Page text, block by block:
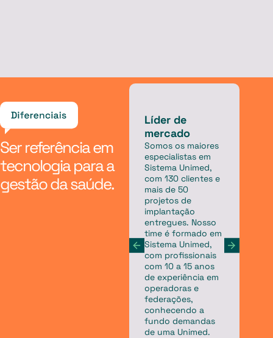
Ser referência em
tecnologia para a
gestão da saúde.
Líder de
mercado
Somos os maiores
especialistas em
Sistema Unimed,
com 130 clientes e
mais de 50
projetos de
implantação
entregues. Nosso
time é formado em
Sistema Unimed,
com profissionais
com 10 a 15 anos
de experiência em
operadoras e
federações,
conhecendo a
fundo demandas
de uma Unimed.